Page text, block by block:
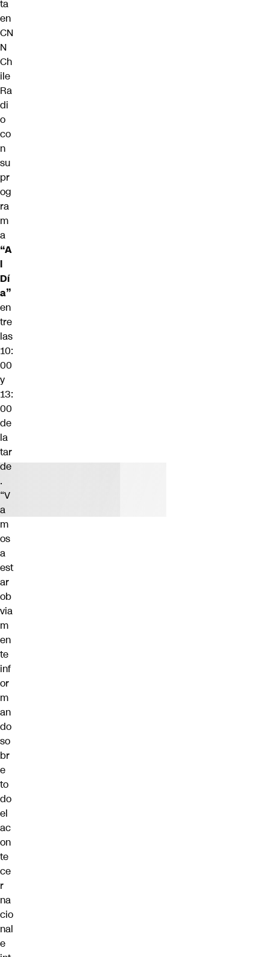
ta
en
CN
N
Ch
ile
Ra
di
o
co
n
su
pr
og
ra
m
a
“A
l
Dí
a”
en
tre
las
10:
00
y
13:
00
de
la
tar
de
.
“V
a
m
os
a
est
ar
ob
via
m
en
te
inf
or
m
an
do
so
br
e
to
do
el
ac
on
te
ce
r
na
cio
nal
e